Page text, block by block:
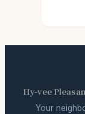
Hy-vee
Your